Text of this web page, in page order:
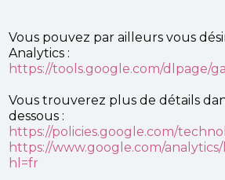
Vous pouvez par ailleurs vous
Analytics :
https://tools.google.com/dlpage/
Vous trouverez plus de détails
dessous :
https://policies.google.com/
https://www.google.com/
hl=fr